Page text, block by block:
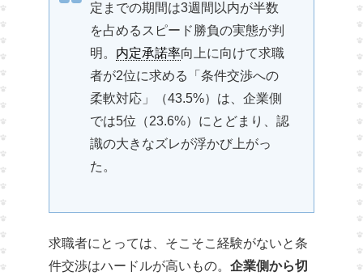
定までの期間は3週間以内が半数
を占めるスピード勝負の実態が判
明。 内定承諾率向上に向けて求職
者が2位に求める「条件交渉への
柔軟対応」（43.5%）は、企業側
では5位（23.6%）にとどまり、認
識の大きなズレが浮かび上がっ
た。
求職者にとっては、そこそこ経験がないと条
件交渉はハードルが高いもの。 企業側から切